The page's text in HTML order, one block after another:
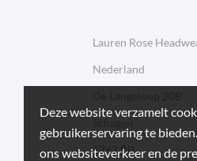
Deze website verzamelt
gebruikerservaring te
ons websiteverkeer en de
Lauren Rose
Nederland
1742 PB